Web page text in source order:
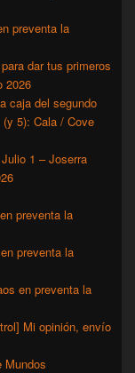
preventa la
dar tus primeros
2026
caja del segundo
5): Cala / Cove
1 – Joserra
preventa la
preventa la
en preventa la
Mi opinión, envío
Mundos